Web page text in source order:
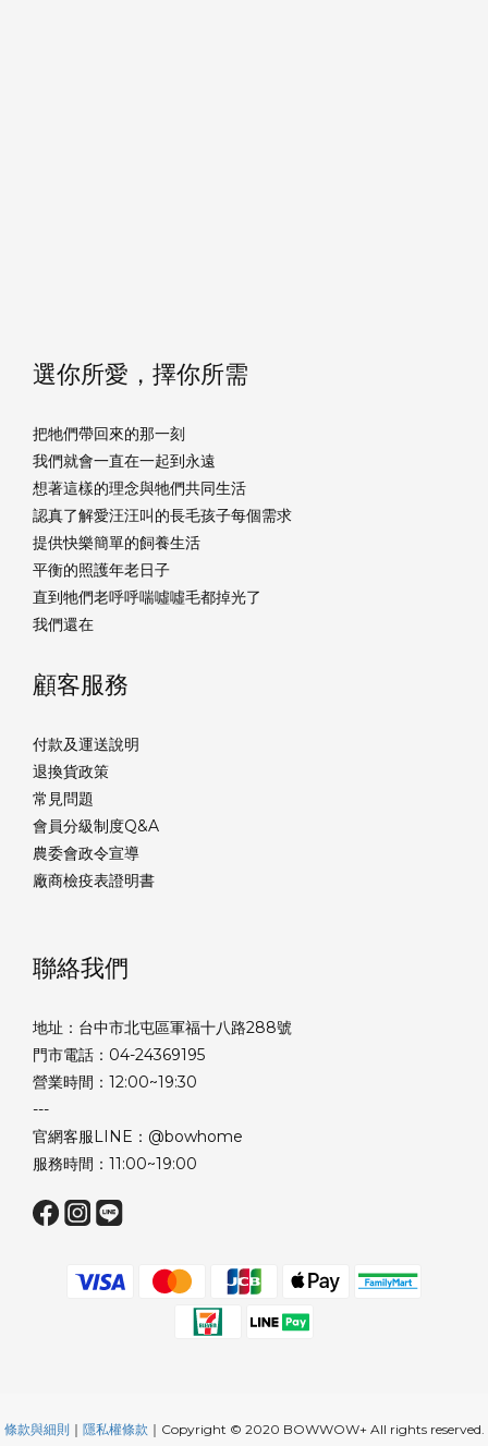
選你所愛，擇你所需
把牠們帶回來的那一刻
我們就會一直在一起到永遠
想著這樣的理念與牠們共同生活
認真了解愛汪汪叫的長毛孩子每個需求
提供快樂簡單的飼養生活
平衡的照護年老日子
直到牠們老呼呼喘噓噓毛都掉光了
我們還在
顧客服務
付款及運送說明
退換貨政策
常見問題
會員分級制度Q&A
農委會政令宣導
廠商檢疫表證明書
聯絡我們
地址：台中市北屯區軍福十八路288號
門市電話：04-24369195
營業時間：12:00~19:30
---
官網客服LINE：@bowhome
服務時間：11:00~19:00
條款與細則 ｜ 隱私權條款 ｜Copyright © 2020 BOWWOW+ All rights reserved.